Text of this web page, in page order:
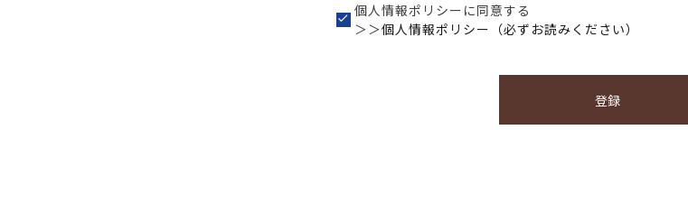
個人情報ポリシーに同意する
＞＞個人情報ポリシー（必ずお読みください）
登録